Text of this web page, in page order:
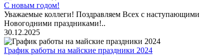
С новым годом!
Уважаемые коллеги! Поздравляем Всех с наступающими
Новогодними праздниками!..
30.12.2025
График работы на майские праздники 2024